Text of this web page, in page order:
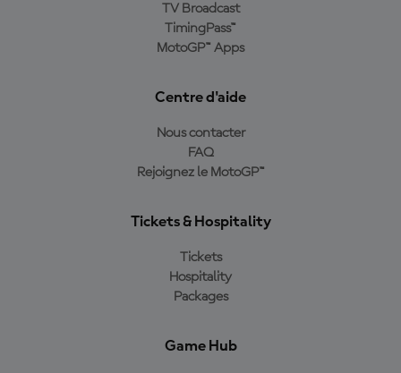
TV Broadcast
TimingPass™
MotoGP™ Apps
Centre d'aide
Nous contacter
FAQ
Rejoignez le MotoGP™
Tickets & Hospitality
Tickets
Hospitality
Packages
Game Hub